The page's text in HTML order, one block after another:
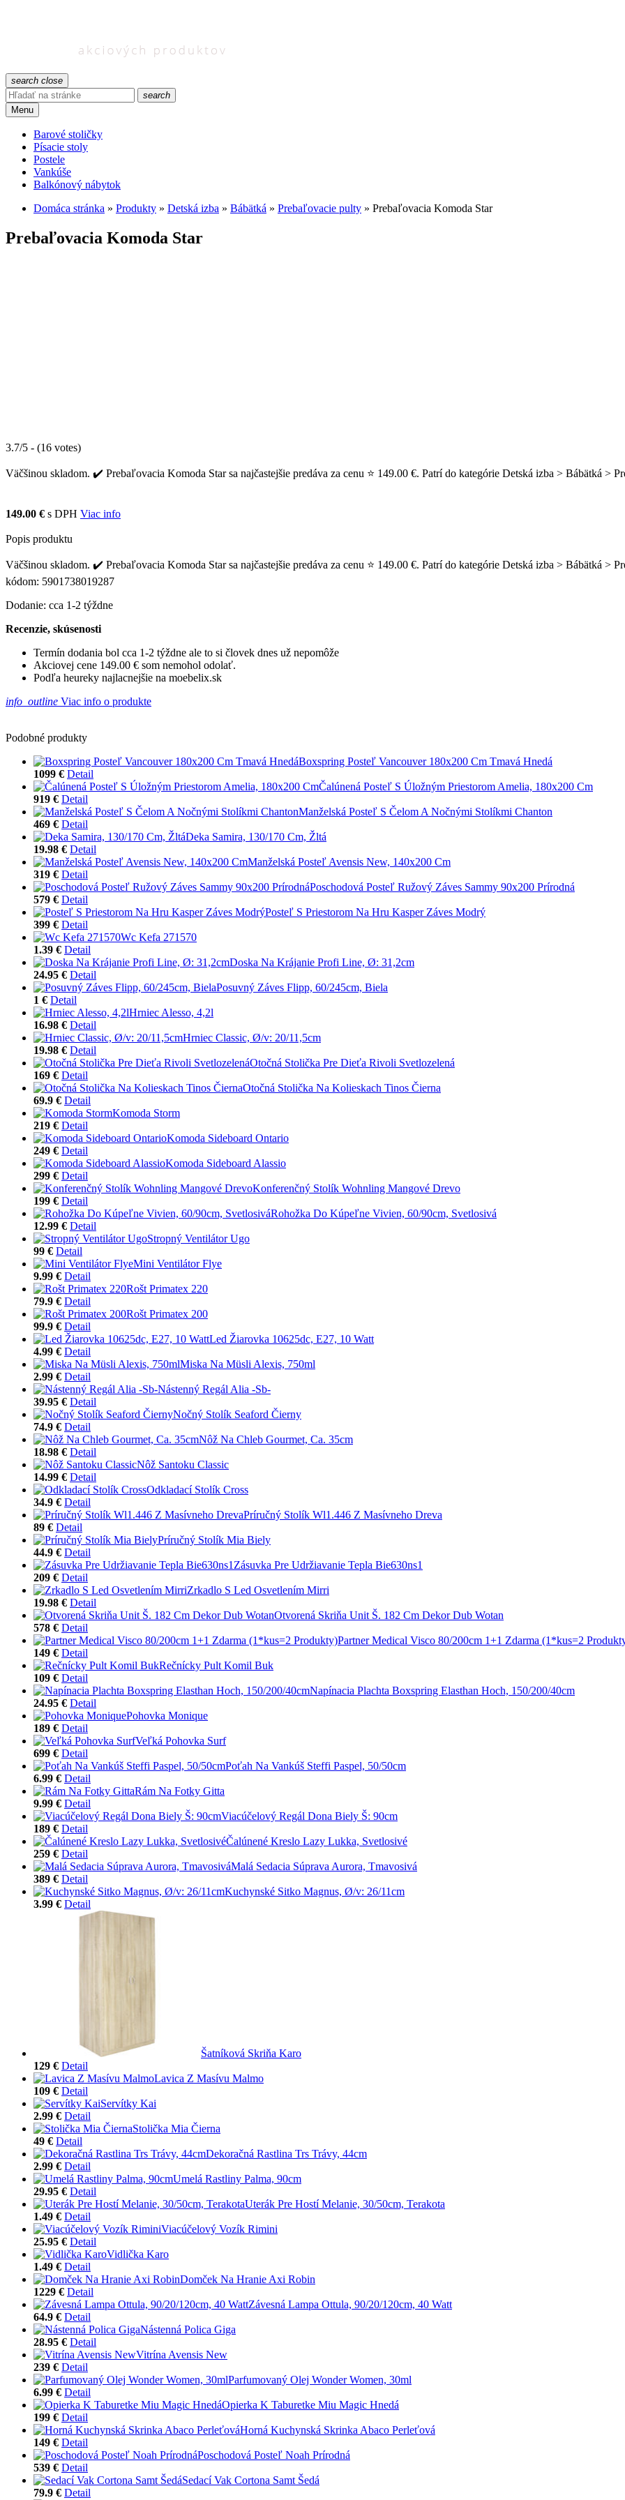
search close
search
Menu
Barové stoličky
Písacie stoly
Postele
Vankúše
Balkónový nábytok
Domáca stránka » Produkty » Detská izba » Bábätká » Prebaľovacie pulty » Prebaľovacia Komoda Star
Prebaľovacia Komoda Star
3.7/5 - (16 votes)
Väčšinou skladom. ✔️ Prebaľovacia Komoda Star sa najčastejšie predáva za cenu ⭐ 149.00 €. Patrí do kategórie Detská izba > Bábätká >
149.00 € s DPH Viac info
Popis produktu
Väčšinou skladom. ✔️ Prebaľovacia Komoda Star sa najčastejšie predáva za cenu ⭐ 149.00 €. Patrí do kategórie Detská izba > Bábätká
kódom: 5901738019287
Dodanie: cca 1-2 týždne
Recenzie, skúsenosti
Termín dodania bol cca 1-2 týždne ale to si človek dnes už nepomôže
Akciovej cene 149.00 € som nemohol odolať.
Podľa heureky najlacnejšie na moebelix.sk
info_outline Viac info o produkte
Podobné produkty
Boxspring Posteľ Vancouver 180x200 Cm Tmavá Hnedá
1099 € Detail
Čalúnená Posteľ S Úložným Priestorom Amelia, 180x200 Cm
919 € Detail
Manželská Posteľ S Čelom A Nočnými Stolíkmi Chanton
469 € Detail
Deka Samira, 130/170 Cm, Žltá
19.98 € Detail
Manželská Posteľ Avensis New, 140x200 Cm
319 € Detail
Poschodová Posteľ Ružový Záves Sammy 90x200 Prírodná
579 € Detail
Posteľ S Priestorom Na Hru Kasper Záves Modrý
399 € Detail
Wc Kefa 271570
1.39 € Detail
Doska Na Krájanie Profi Line, Ø: 31,2cm
24.95 € Detail
Posuvný Záves Flipp, 60/245cm, Biela
1 € Detail
Hrniec Alesso, 4,2l
16.98 € Detail
Hrniec Classic, Ø/v: 20/11,5cm
19.98 € Detail
Otočná Stolička Pre Dieťa Rivoli Svetlozelená
169 € Detail
Otočná Stolička Na Kolieskach Tinos Čierna
69.9 € Detail
Komoda Storm
219 € Detail
Komoda Sideboard Ontario
249 € Detail
Komoda Sideboard Alassio
299 € Detail
Konferenčný Stolík Wohnling Mangové Drevo
199 € Detail
Rohožka Do Kúpeľne Vivien, 60/90cm, Svetlosivá
12.99 € Detail
Stropný Ventilátor Ugo
99 € Detail
Mini Ventilátor Flye
9.99 € Detail
Rošt Primatex 220
79.9 € Detail
Rošt Primatex 200
99.9 € Detail
Led Žiarovka 10625dc, E27, 10 Watt
4.99 € Detail
Miska Na Müsli Alexis, 750ml
2.99 € Detail
Nástenný Regál Alia -Sb-
39.95 € Detail
Nočný Stolík Seaford Čierny
74.9 € Detail
Nôž Na Chleb Gourmet, Ca. 35cm
18.98 € Detail
Nôž Santoku Classic
14.99 € Detail
Odkladací Stolík Cross
34.9 € Detail
Príručný Stolík Wl1.446 Z Masívneho Dreva
89 € Detail
Príručný Stolík Mia Biely
44.9 € Detail
Zásuvka Pre Udržiavanie Tepla Bie630ns1
209 € Detail
Zrkadlo S Led Osvetlením Mirri
19.98 € Detail
Otvorená Skriňa Unit Š. 182 Cm Dekor Dub Wotan
578 € Detail
Partner Medical Visco 80/200cm 1+1 Zdarma (1*kus=2
149 € Detail
Rečnícky Pult Komil Buk
109 € Detail
Napínacia Plachta Boxspring Elasthan Hoch, 150/200/40cm
24.95 € Detail
Pohovka Monique
189 € Detail
Veľká Pohovka Surf
699 € Detail
Poťah Na Vankúš Steffi Paspel, 50/50cm
6.99 € Detail
Rám Na Fotky Gitta
9.99 € Detail
Viacúčelový Regál Dona Biely Š: 90cm
189 € Detail
Čalúnené Kreslo Lazy Lukka, Svetlosivé
259 € Detail
Malá Sedacia Súprava Aurora, Tmavosivá
389 € Detail
Kuchynské Sitko Magnus, Ø/v: 26/11cm
3.99 € Detail
Šatníková Skriňa Karo
129 € Detail
Lavica Z Masívu Malmo
109 € Detail
Servítky Kai
2.99 € Detail
Stolička Mia Čierna
49 € Detail
Dekoračná Rastlina Trs Trávy, 44cm
2.99 € Detail
Umelá Rastliny Palma, 90cm
29.95 € Detail
Uterák Pre Hostí Melanie, 30/50cm, Terakota
1.49 € Detail
Viacúčelový Vozík Rimini
25.95 € Detail
Vidlička Karo
1.49 € Detail
Domček Na Hranie Axi Robin
1229 € Detail
Závesná Lampa Ottula, 90/20/120cm, 40 Watt
64.9 € Detail
Nástenná Polica Giga
28.95 € Detail
Vitrína Avensis New
239 € Detail
Parfumovaný Olej Wonder Women, 30ml
6.99 € Detail
Opierka K Taburetke Miu Magic Hnedá
199 € Detail
Horná Kuchynská Skrinka Abaco Perleťová
149 € Detail
Poschodová Posteľ Noah Prírodná
539 € Detail
Sedací Vak Cortona Samt Šedá
79.9 € Detail